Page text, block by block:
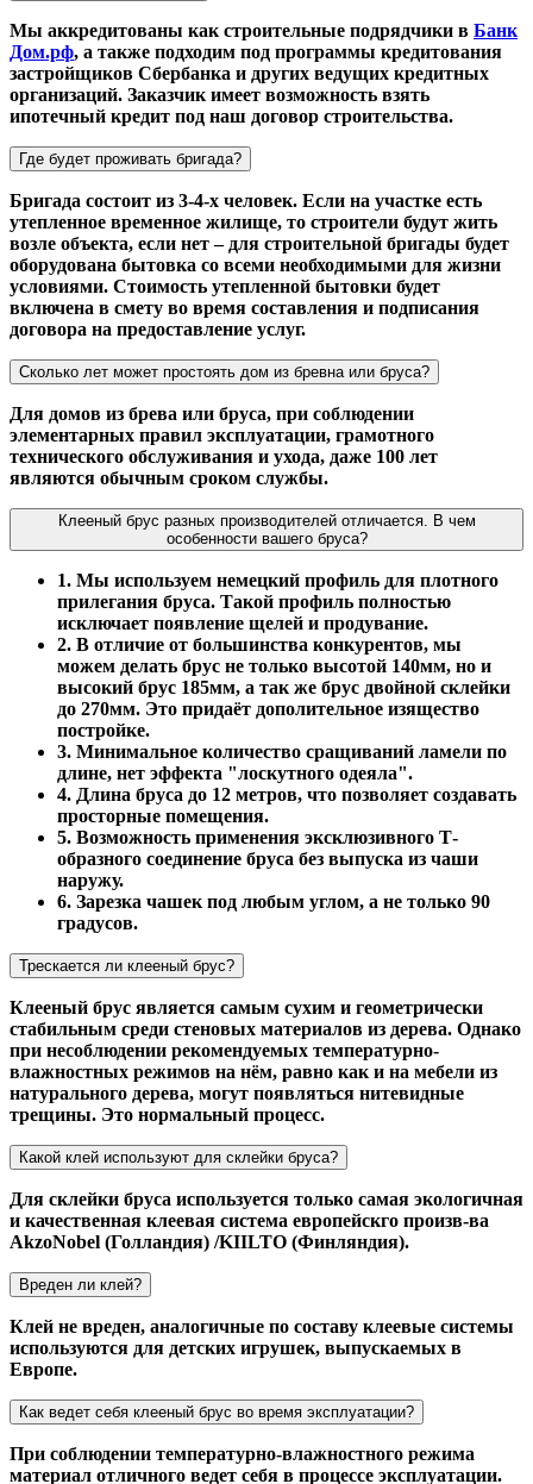
Мы аккредитованы как строительные подрядчики в Банк
Дом.рф, а также подходим под программы кредитования
застройщиков Сбербанка и других ведущих кредитных
организаций. Заказчик имеет возможность взять
ипотечный кредит под наш договор строительства.
Где будет проживать бригада?
Бригада состоит из 3-4-х человек. Если на участке есть
утепленное временное жилище, то строители будут жить
возле объекта, если нет – для строительной бригады будет
оборудована бытовка со всеми необходимыми для жизни
условиями. Стоимость утепленной бытовки будет
включена в смету во время составления и подписания
договора на предоставление услуг.
Сколько лет может простоять дом из бревна или бруса?
Для домов из брева или бруса, при соблюдении
элементарных правил эксплуатации, грамотного
технического обслуживания и ухода, даже 100 лет
являются обычным сроком службы.
Клееный брус разных производителей отличается. В чем
особенности вашего бруса?
1. Мы используем немецкий профиль для плотного
прилегания бруса. Такой профиль полностью
исключает появление щелей и продувание.
2. В отличие от большинства конкурентов, мы
можем делать брус не только высотой 140мм, но и
высокий брус 185мм, а так же брус двойной склейки
до 270мм. Это придаёт дополительное изящество
постройке.
3. Минимальное количество сращиваний ламели по
длине, нет эффекта "лоскутного одеяла".
4. Длина бруса до 12 метров, что позволяет создавать
просторные помещения.
5. Возможность применения эксклюзивного Т-
образного соединение бруса без выпуска из чаши
наружу.
6. Зарезка чашек под любым углом, а не только 90
градусов.
Трескается ли клееный брус?
Клееный брус является самым сухим и геометрически
стабильным среди стеновых материалов из дерева. Однако
при несоблюдении рекомендуемых температурно-
влажностных режимов на нём, равно как и на мебели из
натурального дерева, могут появляться нитевидные
трещины. Это нормальный процесс.
Какой клей используют для склейки бруса?
Для склейки бруса используется только самая экологичная
и качественная клеевая система европейскго произв-ва
AkzoNobel (Голландия) /KIILTO (Финляндия).
Вреден ли клей?
Клей не вреден, аналогичные по составу клеевые системы
используются для детских игрушек, выпускаемых в
Европе.
Как ведет себя клееный брус во время эксплуатации?
При соблюдении температурно-влажностного режима
материал отличного ведет себя в процессе эксплуатации.